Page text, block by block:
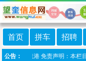
首页 拼车 招聘
公告：
:望奎信息港 免责声明：本栏